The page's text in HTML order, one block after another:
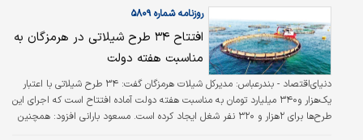
روزنامه شماره ۵۸۰۹
افتتاح ۳۴ طرح شیلاتی در هرمزگان به
مناسبت هفته دولت
دنیای‌اقتصاد - بندرعباس:
مدیرکل شیلات هرمزگان گفت: ۳۴ طرح شیلاتی با اعتبار
یک‌هزار و۳۴۰ میلیارد تومان به مناسبت هفته دولت آماده افتتاح است که اجرای این
طرح‌‌‌ها برای ۲هزار و ۳۲۰ نفر شغل ایجاد کرده است. مسعود بارانی افزود: همچنین